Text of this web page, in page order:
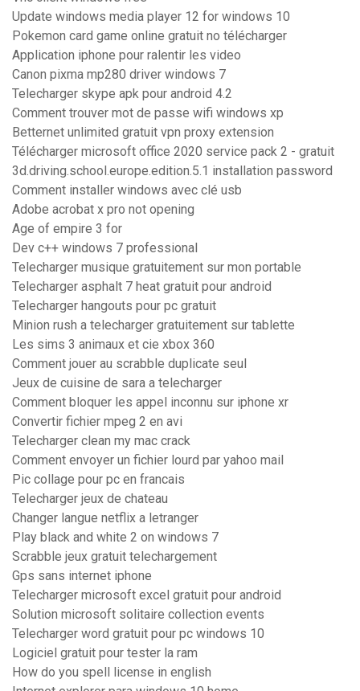
Update windows media player 12 for windows 10
Pokemon card game online gratuit no télécharger
Application iphone pour ralentir les video
Canon pixma mp280 driver windows 7
Telecharger skype apk pour android 4.2
Comment trouver mot de passe wifi windows xp
Betternet unlimited gratuit vpn proxy extension
Télécharger microsoft office 2020 service pack 2 - gratuit
3d.driving.school.europe.edition.5.1 installation password
Comment installer windows avec clé usb
Adobe acrobat x pro not opening
Age of empire 3 for
Dev c++ windows 7 professional
Telecharger musique gratuitement sur mon portable
Telecharger asphalt 7 heat gratuit pour android
Telecharger hangouts pour pc gratuit
Minion rush a telecharger gratuitement sur tablette
Les sims 3 animaux et cie xbox 360
Comment jouer au scrabble duplicate seul
Jeux de cuisine de sara a telecharger
Comment bloquer les appel inconnu sur iphone xr
Convertir fichier mpeg 2 en avi
Telecharger clean my mac crack
Comment envoyer un fichier lourd par yahoo mail
Pic collage pour pc en francais
Telecharger jeux de chateau
Changer langue netflix a letranger
Play black and white 2 on windows 7
Scrabble jeux gratuit telechargement
Gps sans internet iphone
Telecharger microsoft excel gratuit pour android
Solution microsoft solitaire collection events
Telecharger word gratuit pour pc windows 10
Logiciel gratuit pour tester la ram
How do you spell license in english